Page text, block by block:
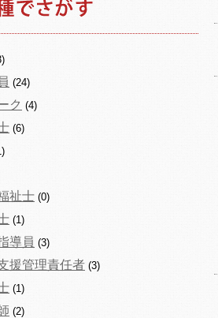
(24)
ク (4)
(6)
祉士 (0)
(1)
導員 (3)
援管理責任者 (3)
(1)
(2)